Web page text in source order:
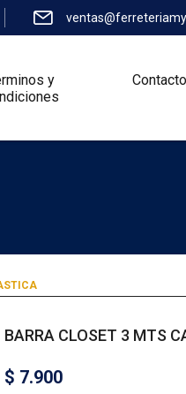
y
Contacto
BARRA CLOSET 3 MTS
$ 7.900